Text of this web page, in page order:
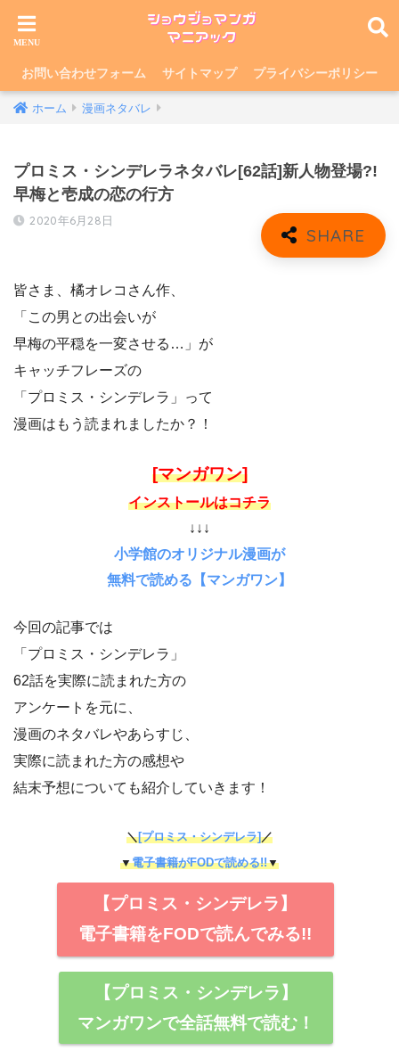
お問い合わせフォーム サイトマップ プライバシーポリシー
ホーム 漫画ネタバレ
プロミス・シンデレラネタバレ[62話]新人物登場?!
早梅と壱成の恋の行方
2020年6月28日
皆さま、橘オレコさん作、
「この男との出会いが
早梅の平穏を一変させる…」が
キャッチフレーズの
「プロミス・シンデレラ」って
漫画はもう読まれましたか？！
[マンガワン]
インストールはコチラ
↓↓↓
小学館のオリジナル漫画が
無料で読める【マンガワン】
今回の記事では
「プロミス・シンデレラ」
62話を実際に読まれた方の
アンケートを元に、
漫画のネタバレやあらすじ、
実際に読まれた方の感想や
結末予想についても紹介していきます！
＼[プロミス・シンデレラ]／
▼電子書籍がFODで読める!!▼
【プロミス・シンデレラ】
電子書籍をFODで読んでみる!!
【プロミス・シンデレラ】
マンガワンで全話無料で読む！